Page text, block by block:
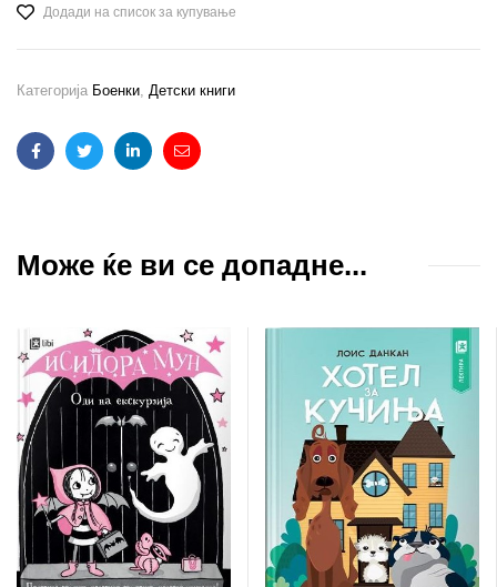
Додади на список за купување
Категорија Боенки, Детски книги
FacebookTwitterLinkedinEmail
Може ќе ви се допадне...